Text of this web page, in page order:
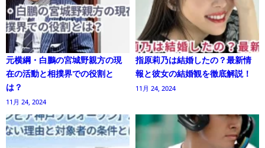
元横綱・白鵬の宮城野親方の現
在の活動と相撲界での役割と
は？
11月 24, 2024
指原莉乃は結婚したの？最新情
報と彼女の結婚観を徹底解説！
11月 24, 2024